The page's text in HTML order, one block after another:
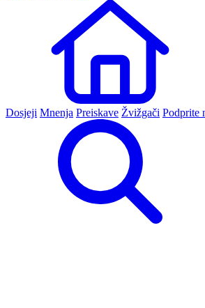
Dosjeji Mnenja Preiskave Žvižgači Podprite